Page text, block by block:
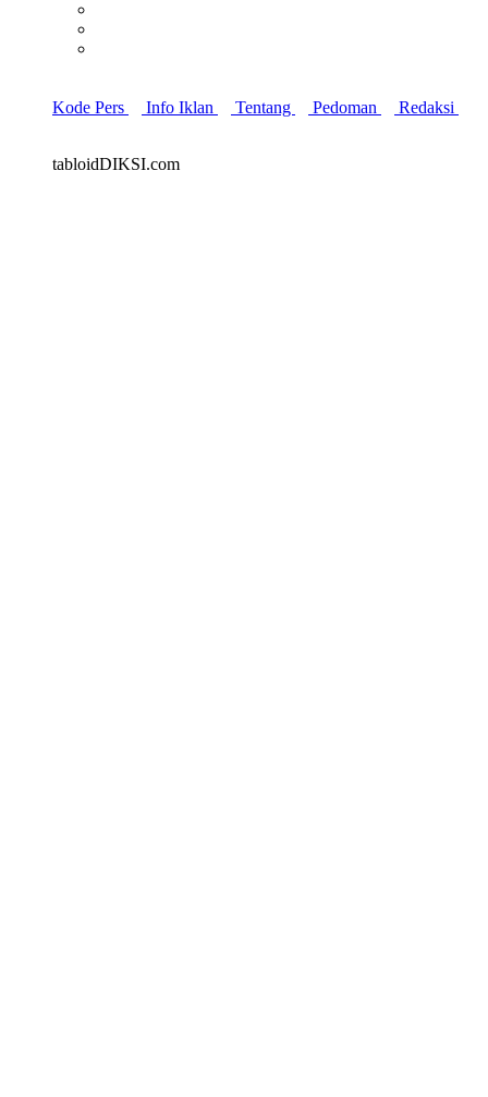
Kode Pers Info Iklan Tentang Pedoman Redaksi
tabloidDIKSI.com